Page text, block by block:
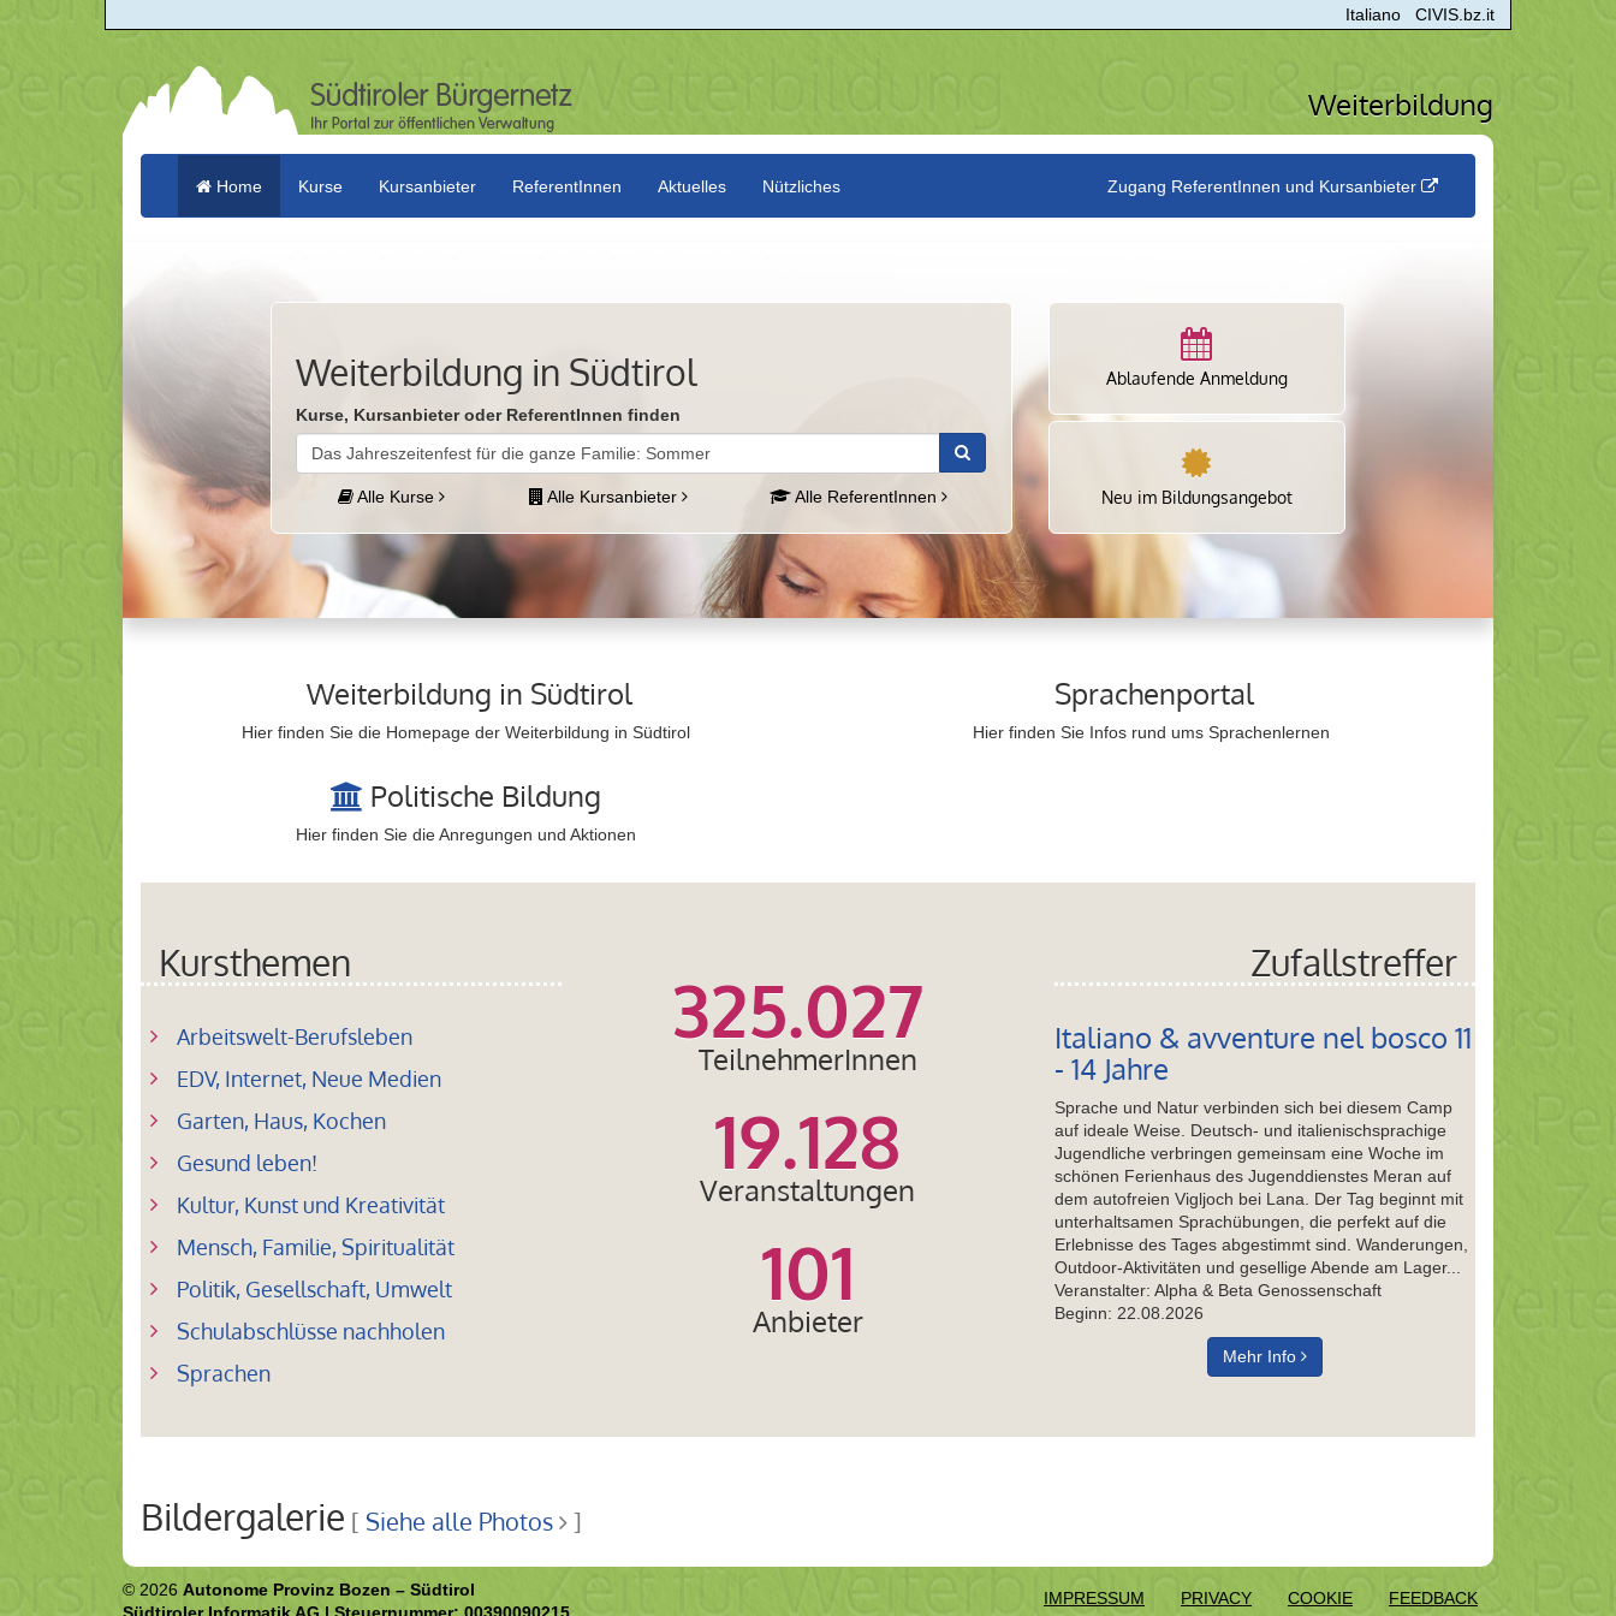
Italiano CIVIS.bz.it
Weiterbildung
Home Kurse Kursanbieter ReferentInnen Aktuelles Nützliches Zugang ReferentInnen und Kursanbieter
Weiterbildung in Südtirol
Kurse, Kursanbieter oder ReferentInnen finden
Alle Kurse Alle Kursanbieter Alle ReferentInnen
Ablaufende Anmeldung
Neu im Bildungsangebot
Weiterbildung in Südtirol
Hier finden Sie die Homepage der Weiterbildung in Südtirol
Sprachenportal
Hier finden Sie Infos rund ums Sprachenlernen
Politische Bildung
Hier finden Sie die Anregungen und Aktionen
Kursthemen
Arbeitswelt-Berufsleben
EDV, Internet, Neue Medien
Garten, Haus, Kochen
Gesund leben!
Kultur, Kunst und Kreativität
Mensch, Familie, Spiritualität
Politik, Gesellschaft, Umwelt
Schulabschlüsse nachholen
Sprachen
325.027
TeilnehmerInnen
19.128
Veranstaltungen
101
Anbieter
Zufallstreffer
Italiano & avventure nel bosco 11
- 14 Jahre
Sprache und Natur verbinden sich bei diesem Camp
auf ideale Weise. Deutsch- und italienischsprachige
Jugendliche verbringen gemeinsam eine Woche im
schönen Ferienhaus des Jugenddienstes Meran auf
dem autofreien Vigljoch bei Lana. Der Tag beginnt mit
unterhaltsamen Sprachübungen, die perfekt auf die
Erlebnisse des Tages abgestimmt sind. Wanderungen,
Outdoor-Aktivitäten und gesellige Abende am Lager...
Veranstalter: Alpha & Beta Genossenschaft
Beginn: 22.08.2026
Mehr Info
Bildergalerie [ Siehe alle Photos ]
© 2026 Autonome Provinz Bozen – Südtirol
IMPRESSUM PRIVACY COOKIE FEEDBACK